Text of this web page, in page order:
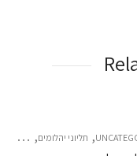
, תליוני יהלומים, תליונים